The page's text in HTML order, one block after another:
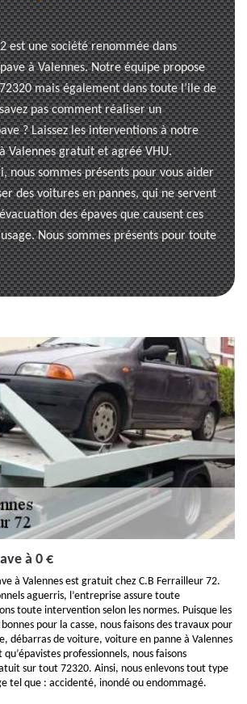
est une société renommée dans
à Valennes. Notre équipe propose
mais également dans toute l’ile de
pas comment réaliser un
? Laissez les interventions à notre
Valennes gratuit et agréé VHU.
nous sommes présents pour vous aider
des voitures en pannes, qui ne servent
des épaves que causent ces
Nous sommes présents pour toute
à 0 €
à Valennes est gratuit chez C.B Ferrailleur 72.
aguerris, l’entreprise assure toute
toute intervention selon les normes. Puisque les
pour la casse, nous faisons des travaux pour
débarras de voiture, voiture en panne à Valennes
professionnels, nous faisons
sur tout 72320. Ainsi, nous enlevons tout type
tel que : accidenté, inondé ou endommagé.